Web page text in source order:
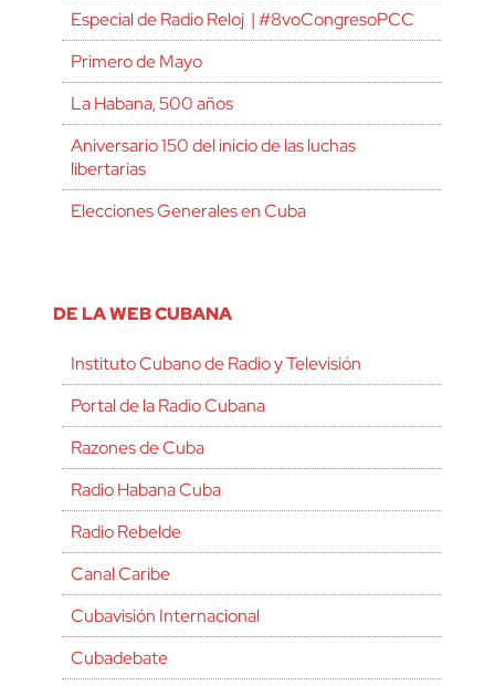
Especial de Radio Reloj | #8voCongresoPCC
Primero de Mayo
La Habana, 500 años
Aniversario 150 del inicio de las luchas
libertarias
Elecciones Generales en Cuba
DE LA WEB CUBANA
Instituto Cubano de Radio y Televisión
Portal de la Radio Cubana
Razones de Cuba
Radio Habana Cuba
Radio Rebelde
Canal Caribe
Cubavisión Internacional
Cubadebate